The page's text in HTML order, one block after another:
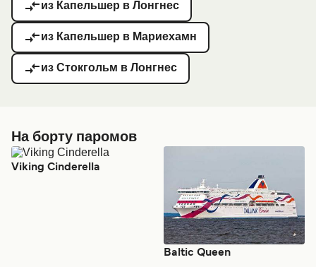
из Капельшер в Лонгнес
из Капельшер в Мариехамн
из Стокгольм в Лонгнес
На борту паромов
Viking Cinderella
Baltic Queen